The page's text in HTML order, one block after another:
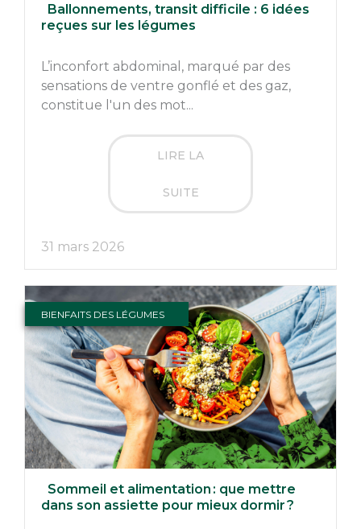
Ballonnements, transit difficile : 6 idées
reçues sur les légumes
L’inconfort abdominal, marqué par des
sensations de ventre gonflé et des gaz,
constitue l'un des mot...
LIRE LA
SUITE
31 mars 2026
BIENFAITS DES LÉGUMES
Sommeil et alimentation : que mettre
dans son assiette pour mieux dormir ?